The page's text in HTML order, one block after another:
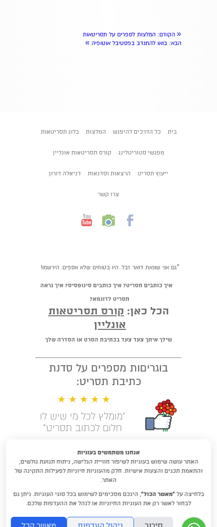
« הקודם: המלצות לספרים על תסריטאות
הבא: בואו להתנדב בפסטיבל אוטופיה »
בית כל הדרכים להיפגש המלצות בלוג תסריטאות
מפגשי סטוריטלינג קורס תסריטאות אונליין
ייעוץ תסריט הרצאות וסדנאות דניאלה דורון
צרו קשר
*גם אני שונאת דואר זבל. היו בטוחים שלא אספים. הירשמו!
איך כותבים תסריט? איך כותבים סינופסיס? איך נראה
תסריט לדוגמא?
הכל כאן: קורס תסריטאות
אונליין
שילך איתך צעד צעד בכתיבת הסרט או הסדרה שלך
בוגריםות מספרים על סדנת
כתיבת תסריט:
★ ★ ★ ★ ★
"מומלץ לכל מי שיש לו
חלום לכתוב תסריט"
לימודי תסריטאות וסטוריטלינג עם
דניאלה דורון
DraftRishon@gmail.com
אנחנו משתמשים בעוגיות
האתר עושה שימוש בעוגיות לשיפור חוויית הגלישה, ניתוח תנועת גולשים,
והתאמת תכנים והצעות אישיות. חלק מהעוגיות חיוניות לפעילות התקינה של
האתר.
בלחיצה על “מאשר הכול”, הינכם מסכימים לשימוש בכל סוגי העוגיות. ניתן גם
לבחור לאשר רק את העוגיות החיוניות או לנהל את ההעדפות שלכם.